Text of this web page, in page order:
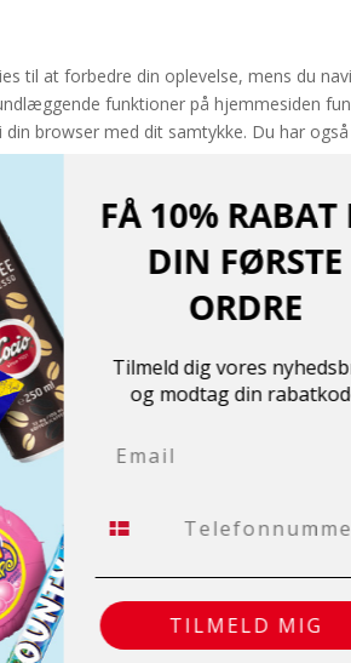
til at forbedre din oplevelse, mens du
funktioner på hjemmesiden
din browser med dit samtykke. Du har
for, at hjemmesiden kan
ikke nogen personlige oplysninger.
Translate
FÅ 10% RABAT
DIN FØRSTE
ORDRE
Tilmeld dig vores
og modtag din
Email
Tlf.
TILMELD MIG